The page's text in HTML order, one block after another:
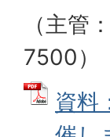
（主管
7500）
資料